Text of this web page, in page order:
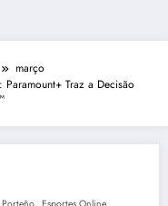
março
Traz a Decisão